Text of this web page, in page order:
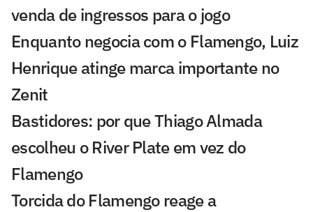
venda de ingressos para o jogo
Enquanto negocia com o Flamengo, Luiz
Henrique atinge marca importante no
Zenit
Bastidores: por que Thiago Almada
escolheu o River Plate em vez do
Flamengo
Torcida do Flamengo reage a